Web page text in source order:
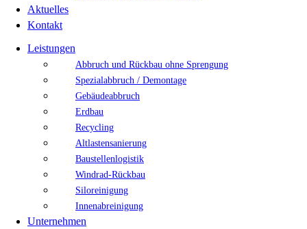
Aktuelles
Kontakt
Leistungen
Abbruch und Rückbau ohne Sprengung
Spezialabbruch / Demontage
Gebäudeabbruch
Erdbau
Recycling
Altlastensanierung
Baustellenlogistik
Windrad-Rückbau
Siloreinigung
Innenabreinigung
Unternehmen